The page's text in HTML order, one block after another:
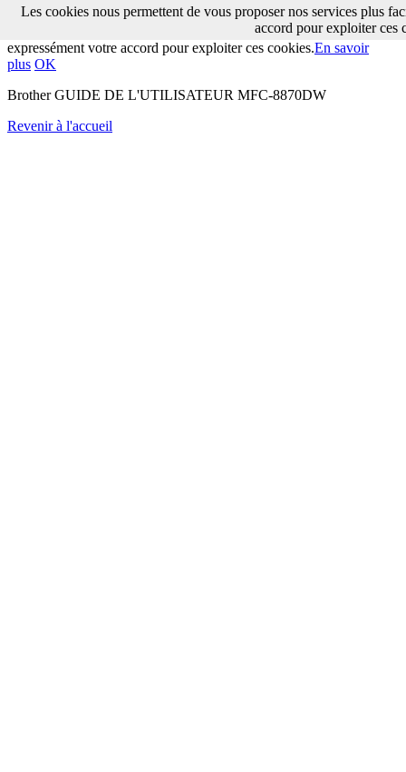
Les cookies nous permettent de vous proposer nos services plus
facilement. En utilisant nos services, vous nous donnez
expressément votre accord pour exploiter ces cookies.En savoir
plus OK
Brother GUIDE DE L'UTILISATEUR MFC-8870DW
Revenir à l'accueil
Les cookies nous permettent de vous proposer nos services plus
accord pour exploiter ces